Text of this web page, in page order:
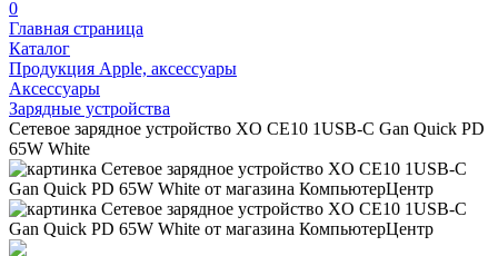
0
Главная страница
Каталог
Продукция Apple, аксессуары
Аксессуары
Зарядные устройства
Сетевое зарядное устройство XO CE10 1USB-C Gan Quick PD
65W White